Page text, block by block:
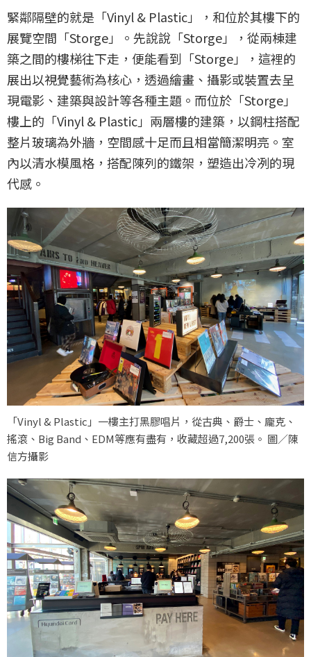
緊鄰隔壁的就是「Vinyl & Plastic」，和位於其樓下的
展覽空間「Storge」。先說說「Storge」，從兩棟建
築之間的樓梯往下走，便能看到「Storge」，這裡的
展出以視覺藝術為核心，透過繪畫、攝影或裝置去呈
現電影、建築與設計等各種主題。而位於「Storge」
樓上的「Vinyl & Plastic」兩層樓的建築，以鋼柱搭配
整片玻璃為外牆，空間感十足而且相當簡潔明亮。室
內以清水模風格，搭配陳列的鐵架，塑造出冷冽的現
代感。
「Vinyl & Plastic」一樓主打黑膠唱片，從古典、爵士、龐克、
搖滾、Big Band、EDM等應有盡有，收藏超過7,200張。 圖／陳
信方攝影